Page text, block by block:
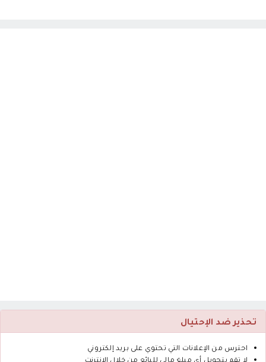
تحذير ضد الإحتيال
احترس من الإعلانات التي تحتوي على بريد إلكتروني
لا تقم بتحويل أى مبلغ مالي للبائع من خلال الانترنت